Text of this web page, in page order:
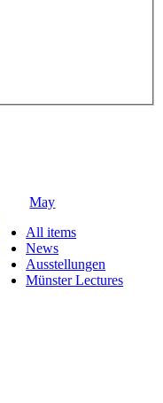
May
All items
News
Ausstellungen
Münster Lectures